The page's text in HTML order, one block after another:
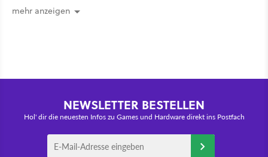
mehr anzeigen
NEWSLETTER BESTELLEN
Hol' dir die neuesten Infos zu Games und Hardware direkt ins Postfach